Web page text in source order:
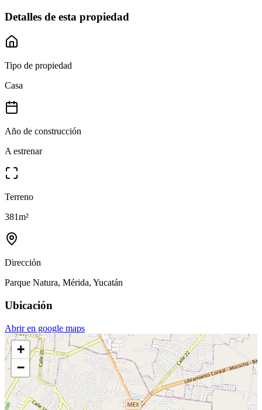
Detalles de esta propiedad
Tipo de propiedad
Casa
Año de construcción
A estrenar
Terreno
381m²
Dirección
Parque Natura, Mérida, Yucatán
Ubicación
Abrir en google maps
+
−